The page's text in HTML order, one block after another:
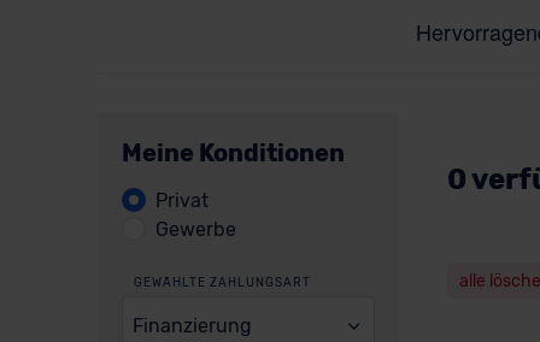
Meine Konditionen
Privat
Gewerbe
GEWÄHLTE ZAHLUNGSART
Finanzierung
0
alle